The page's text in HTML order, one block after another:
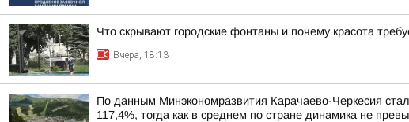
Что скрывают городские фонтаны и почему красота
Вчера, 18:13
По данным Минэкономразвития Карачаево-Черкесия
117,4%, тогда как в среднем по стране динамика не